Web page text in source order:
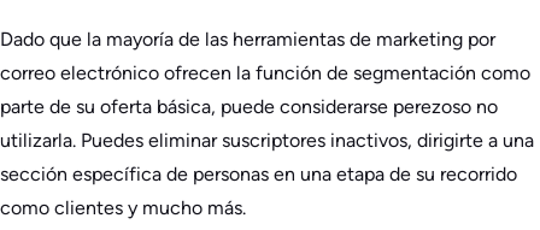
Dado que la mayoría de las herramientas de marketing por
correo electrónico ofrecen la función de segmentación como
parte de su oferta básica, puede considerarse perezoso no
utilizarla. Puedes eliminar suscriptores inactivos, dirigirte a una
sección específica de personas en una etapa de su recorrido
como clientes y mucho más.